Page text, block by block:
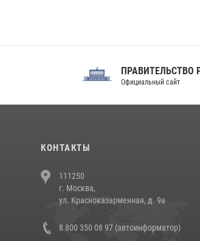
ПРАВИТЕЛЬСТВО РФ
Официальный сайт
КОНТАКТЫ
111250
г. Москва,
ул. Красноказарменная, д. 9а
8 800 350 08 97 (автоинформатор)